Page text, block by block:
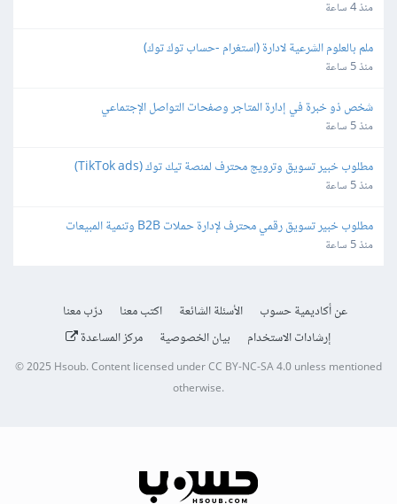
منذ 4 ساعة
ملم بالعلوم الشرعية لادارة (استغرام -حساب توك توك)
منذ 5 ساعة
شخص ذو خبرة في إدارة المتاجر وصفحات التواصل الإجتماعي
منذ 5 ساعة
مطلوب خبير تسويق وترويج محترف لمنصة تيك توك (TikTok ads)
منذ 5 ساعة
مطلوب خبير تسويق رقمي محترف لإدارة حملات B2B وتنمية المبيعات
منذ 5 ساعة
عن أكاديمية حسوب الأسئلة الشائعة اكتب معنا
درّب معنا
إرشادات الاستخدام
بيان الخصوصية مركز المساعدة
© 2025 Hsoub.Content licensed underCC BY-NC-SA 4.0unless mentioned
otherwise.